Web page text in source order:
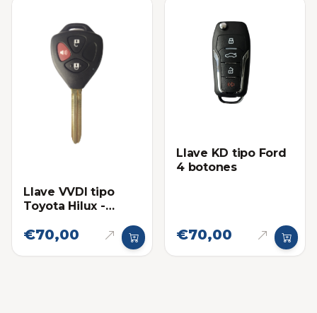
Llave VVDI tipo
Toyota Hilux -
€70,00
Llave KD tipo Ford
4 botones
€70,00